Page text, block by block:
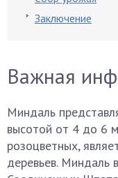
Заключение
Важная
Миндаль
высотой от 4 до 6
розоцветных,
деревьев. Миндаль